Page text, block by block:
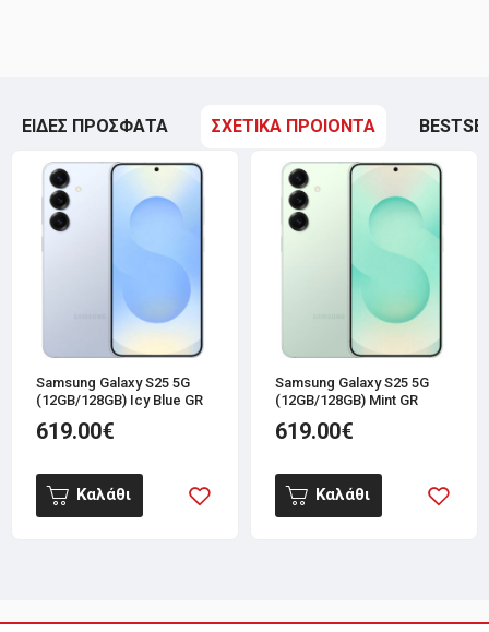
ΕΙΔΕΣ ΠΡΟΣΦΑΤΑ ΣΧΕΤΙΚΑ ΠΡΟΙΟΝΤΑ
Samsung Galaxy S25 5G
(12GB/128GB) Icy Blue GR
619.00€
Καλάθι
Samsung Galaxy S25 5G
(12GB/128GB) Mint GR
619.00€
Καλάθι